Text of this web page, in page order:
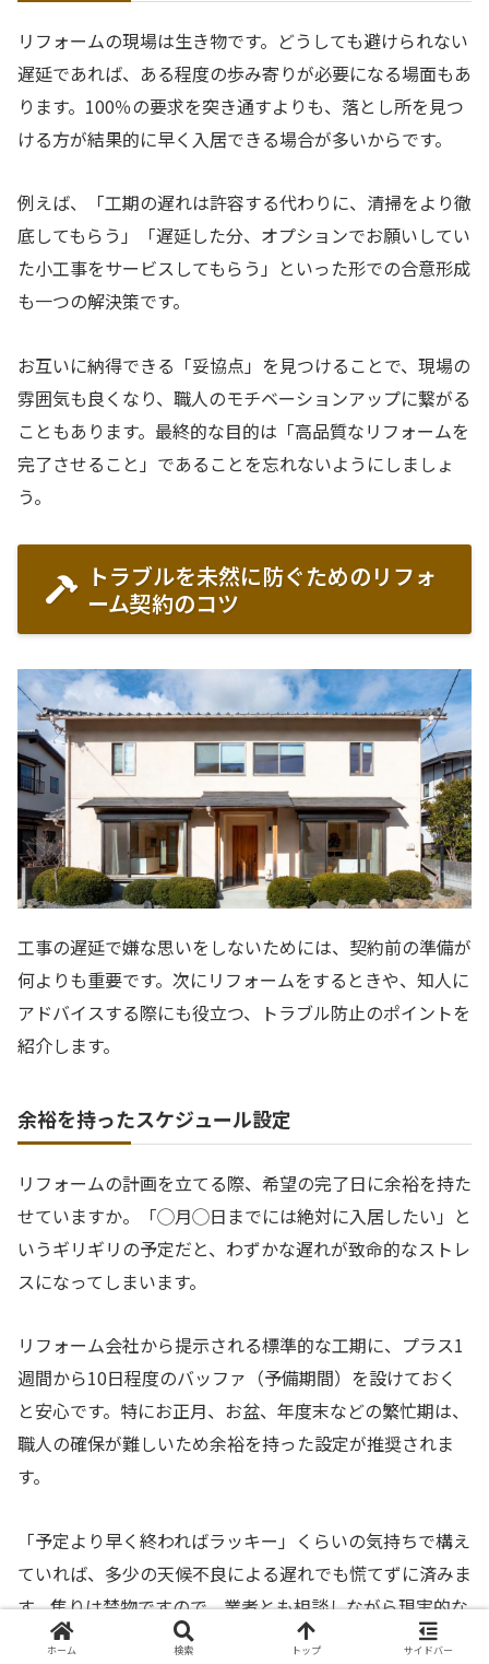
リフォームの現場は生き物です。どうしても避けられない
遅延であれば、ある程度の歩み寄りが必要になる場面もあ
ります。100％の要求を突き通すよりも、落とし所を見つ
ける方が結果的に早く入居できる場合が多いからです。
例えば、「工期の遅れは許容する代わりに、清掃をより徹
底してもらう」「遅延した分、オプションでお願いしてい
た小工事をサービスしてもらう」といった形での合意形成
も一つの解決策です。
お互いに納得できる「妥協点」を見つけることで、現場の
雰囲気も良くなり、職人のモチベーションアップに繋がる
こともあります。最終的な目的は「高品質なリフォームを
完了させること」であることを忘れないようにしましょ
う。
トラブルを未然に防ぐためのリフォ
ーム契約のコツ
工事の遅延で嫌な思いをしないためには、契約前の準備が
何よりも重要です。次にリフォームをするときや、知人に
アドバイスする際にも役立つ、トラブル防止のポイントを
紹介します。
余裕を持ったスケジュール設定
リフォームの計画を立てる際、希望の完了日に余裕を持た
せていますか。「◯月◯日までには絶対に入居したい」と
いうギリギリの予定だと、わずかな遅れが致命的なストレ
スになってしまいます。
リフォーム会社から提示される標準的な工期に、プラス1
週間から10日程度のバッファ（予備期間）を設けておく
と安心です。特にお正月、お盆、年度末などの繁忙期は、
職人の確保が難しいため余裕を持った設定が推奨されま
す。
「予定より早く終わればラッキー」くらいの気持ちで構え
ていれば、多少の天候不良による遅れでも慌てずに済みま
す。焦りは禁物ですので、業者とも相談しながら現実的な
スケジュールを組むようにしましょう。
ホーム 検索 トップ サイドバー